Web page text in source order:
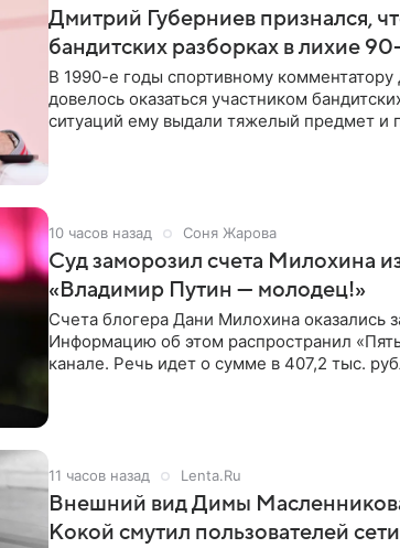
Дмитрий Губерниев признался,
бандитских разборках в лихие
В 1990-е годы спортивному
довелось оказаться участником
ситуаций ему выдали тяжелый предмет и
10 часов назад Соня Жарова
Суд заморозил счета Милохина
«Владимир Путин — молодец!»
Счета блогера Дани Милохина
Информацию об этом распространил
канале. Речь идет о сумме в 407,2 тыс.
11 часов назад Lenta.Ru
Внешний вид Димы
Кокой смутил пользователей сети